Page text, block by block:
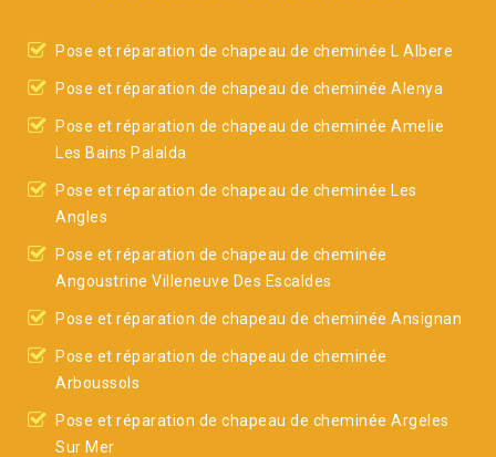
Pose et réparation de chapeau de cheminée L Albere
Pose et réparation de chapeau de cheminée Alenya
Pose et réparation de chapeau de cheminée Amelie
Les Bains Palalda
Pose et réparation de chapeau de cheminée Les
Angles
Pose et réparation de chapeau de cheminée
Angoustrine Villeneuve Des Escaldes
Pose et réparation de chapeau de cheminée Ansignan
Pose et réparation de chapeau de cheminée
Arboussols
Pose et réparation de chapeau de cheminée Argeles
Sur Mer